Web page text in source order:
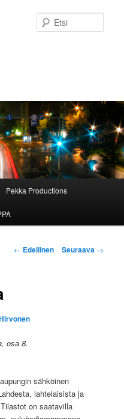
Pekka Productions
Artikkelien
← Edellinen Seuraava →
osa 8.
sähköinen
lahtelaisista ja
on saatavilla